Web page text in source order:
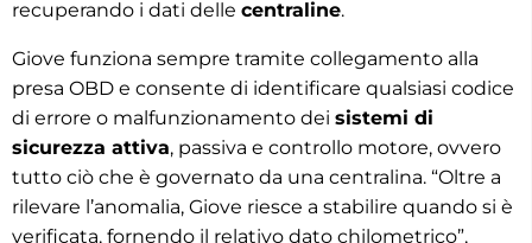
recuperando i dati delle centraline.
Giove funziona sempre tramite collegamento alla
presa OBD e consente di identificare qualsiasi codice
di errore o malfunzionamento dei sistemi di
sicurezza attiva, passiva e controllo motore, ovvero
tutto ciò che è governato da una centralina. “Oltre a
rilevare l’anomalia, Giove riesce a stabilire quando si è
verificata, fornendo il relativo dato chilometrico”,